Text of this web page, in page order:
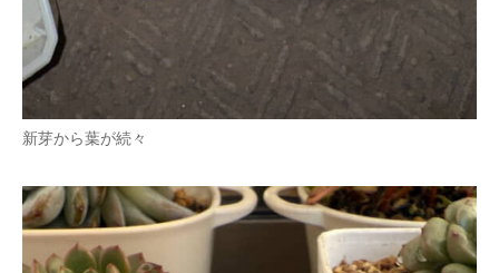
新芽から葉が続々